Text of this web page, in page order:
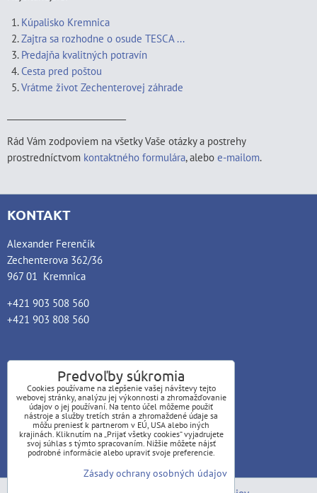
Kúpalisko Kremnica
Zajtra sa rozhodne o osude TESCA ...
Predajňa kvalitných potravín
Cesta pred poštou
Vrátme život Zechenterovej záhrade
Rád Vám zodpoviem na všetky Vaše otázky a postrehy
prostredníctvom kontaktného formulára, alebo e-mailom.
KONTAKT
Alexander Ferenčík
Zechenterova 362/36
967 01 Kremnica
+421 903 508 560
+421 903 808 560
E-MAIL
info@alexanderferencik.sk
Predvoľby súkromia
Cookies používame na zlepšenie vašej návštevy tejto
webovej stránky, analýzu jej výkonnosti a zhromažďovanie
údajov o jej používaní. Na tento účel môžeme použiť
nástroje a služby tretích strán a zhromaždené údaje sa
môžu preniesť k partnerom v EÚ, USA alebo iných
krajinách. Kliknutím na „Prijať všetky cookies“ vyjadrujete
svoj súhlas s týmto spracovaním. Nižšie môžete nájsť
podrobné informácie alebo upraviť svoje preferencie.
Zásady ochrany osobných údajov